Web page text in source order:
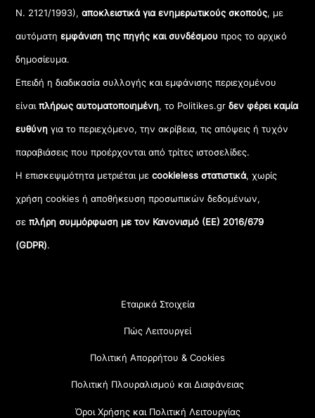
Ν. 2121/1993), αποκλειστικά για ενημερωτικούς σκοπούς, με
αυτόματηεμφάνιση της πηγής και συνδέσμου προς το αρχικό
δημοσίευμα.
Επειδή η διαδικασία συλλογής και εμφάνισης περιεχομένου
είναιπλήρως αυτοματοποιημένη, το Politikes.grδεν φέρει καμία
ευθύνη για το περιεχόμενο, την ακρίβεια, τις απόψεις ή τυχόν
παραβιάσεις που προέρχονται από τρίτες ιστοσελίδες.
Η επισκεψιμότητα μετριέται μεcookieless στατιστικά, χωρίς
χρήση cookies ή αποθήκευση προσωπικών δεδομένων,
σεπλήρη συμμόρφωση με τον Κανονισμό (ΕΕ) 2016/679
(GDPR).
Εταιρικά Στοιχεία
Πώς Λειτουργεί
Πολιτική Απορρήτου & Cookies
Πολιτική Πλουραλισμού και Διαφάνειας
Όροι Χρήσης και Πολιτική Λειτουργίας